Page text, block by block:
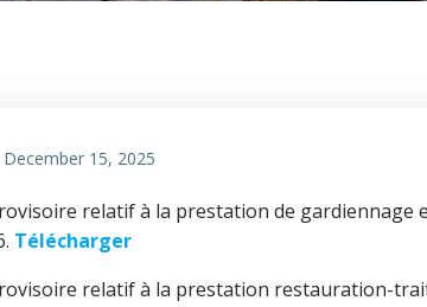
December 15, 2025
relatif à la prestation de gardiennage
Télécharger
relatif à la prestation restauration-